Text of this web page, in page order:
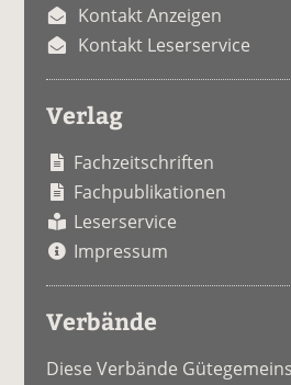
Kontakt Anzeigen
Kontakt Leserservice
Verlag
Fachzeitschriften
Fachpublikationen
Leserservice
Impressum
Verbände
Diese Verbände